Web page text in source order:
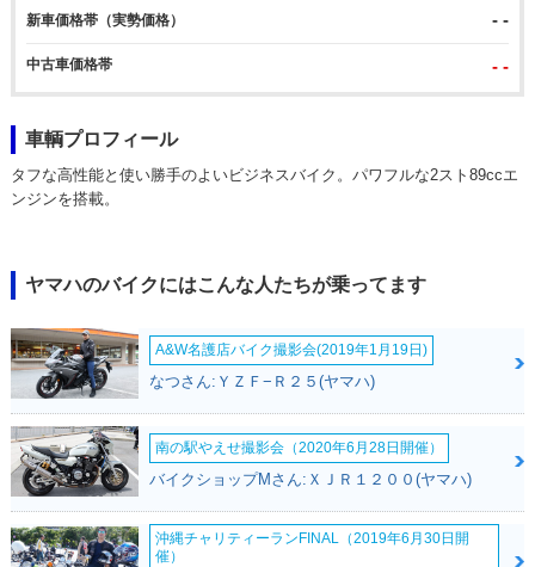
新車価格帯（実勢価格） - -
中古車価格帯 - -
車輌プロフィール
タフな高性能と使い勝手のよいビジネスバイク。パワフルな2スト89ccエ
ンジンを搭載。
ヤマハのバイクにはこんな人たちが乗ってます
A&W名護店バイク撮影会(2019年1月19日)
なつさん:ＹＺＦ−Ｒ２５(ヤマハ)
南の駅やえせ撮影会（2020年6月28日開催）
バイクショップMさん:ＸＪＲ１２００(ヤマハ)
沖縄チャリティーランFINAL（2019年6月30日開
催）